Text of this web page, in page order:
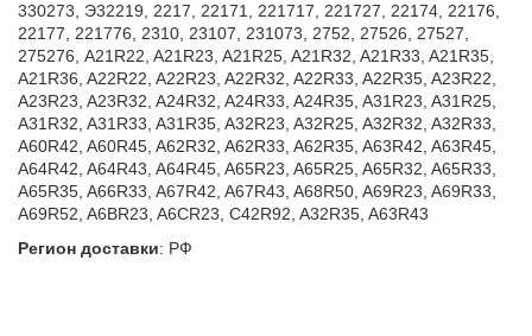
330273, Э32219, 2217, 22171, 221717, 221727, 22174, 22176,
22177, 221776, 2310, 23107, 231073, 2752, 27526, 27527,
275276, A21R22, A21R23, A21R25, A21R32, A21R33, A21R35,
A21R36, A22R22, A22R23, A22R32, A22R33, A22R35, A23R22,
A23R23, A23R32, A24R32, A24R33, A24R35, A31R23, A31R25,
A31R32, A31R33, A31R35, A32R23, A32R25, A32R32, A32R33,
A60R42, A60R45, A62R32, A62R33, A62R35, A63R42, A63R45,
A64R42, A64R43, A64R45, A65R23, A65R25, A65R32, A65R33,
A65R35, A66R33, A67R42, A67R43, A68R50, A69R23, A69R33,
A69R52, A6BR23, A6CR23, C42R92, A32R35, A63R43
Регион доставки: РФ